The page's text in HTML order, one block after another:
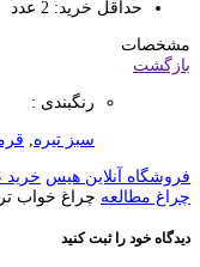
حداقل خرید: 2 عدد
مشخصات
بازگشت
رنگبندی :
سبز تیره
فروشگاه آنلاین هیس خرید
چراغ مطالعه چراغ خواب
دیدگاه خود را ثبت کنید